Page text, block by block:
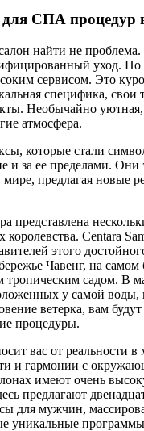
СПА процедур
найти не
уход. Но
сервисом. Это
специфика, свои
Необычайно
атмосфера.
которые стали
и за ее пределами.
мире, предлагая новые
представлена
королевства. Centara
этого
Чавенг, на самом
тропическим садом. В
у самой воды,
ветерка, вам
процедуры.
вас от реальности в
и гармонии с
имеют очень
предлагают
для мужчин,
уникальные